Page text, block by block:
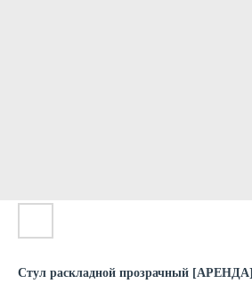
Стул раскладной прозрачный [АРЕНДА]